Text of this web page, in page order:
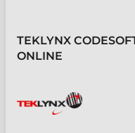
TEKLYNX
ONLINE